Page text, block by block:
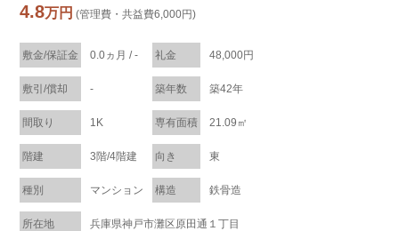
4.8万円 (管理費・共益費6,000円)
敷金/保証金 0.0ヵ月 / - 礼金 48,000円
敷引/償却 - 築年数 築42年
間取り 1K 専有面積 21.09㎡
階建 3階/4階建 向き 東
種別 マンション 構造 鉄骨造
所在地 兵庫県神戸市灘区原田通１丁目